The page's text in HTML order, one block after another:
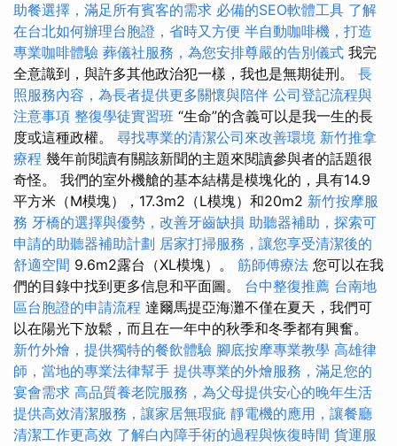
助餐選擇，滿足所有賓客的需求 必備的SEO軟體工具 了解
在台北如何辦理台胞證，省時又方便 半自動咖啡機，打造
專業咖啡體驗 葬儀社服務，為您安排尊嚴的告別儀式 我完
全意識到，與許多其他政治犯一樣，我也是無期徒刑。 長
照服務內容，為長者提供更多關懷與陪伴 公司登記流程與
注意事項 整復學徒實習班 “生命”的含義可以是我一生的長
度或這種政權。 尋找專業的清潔公司來改善環境 新竹推拿
療程 幾年前閱讀有關該新聞的主題來閱讀參與者的話題很
奇怪。 我們的室外機艙的基本結構是模塊化的，具有14.9
平方米（M模塊），17.3m2（L模塊）和20m2 新竹按摩服
務 牙橋的選擇與優勢，改善牙齒缺損 助聽器補助，探索可
申請的助聽器補助計劃 居家打掃服務，讓您享受清潔後的
舒適空間 9.6m2露台（XL模塊）。 筋師傅療法 您可以在我
們的目錄中找到更多信息和平面圖。 台中整復推薦 台南地
區台胞證的申請流程 達爾馬提亞海灘不僅在夏天，我們可
以在陽光下放鬆，而且在一年中的秋季和冬季都有興奮。
新竹外燴，提供獨特的餐飲體驗 腳底按摩專業教學 高雄律
師，當地的專業法律幫手 提供專業的外燴服務，滿足您的
宴會需求 高品質養老院服務，為父母提供安心的晚年生活
提供高效清潔服務，讓家居無瑕疵 靜電機的應用，讓餐廳
清潔工作更高效 了解白內障手術的過程與恢復時間 貨運服